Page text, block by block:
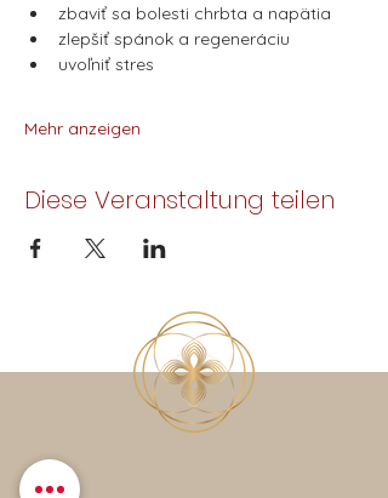
zbaviť sa bolesti chrbta a napätia
zlepšiť spánok a regeneráciu
uvoľniť stres
Mehr anzeigen
Diese Veranstaltung teilen